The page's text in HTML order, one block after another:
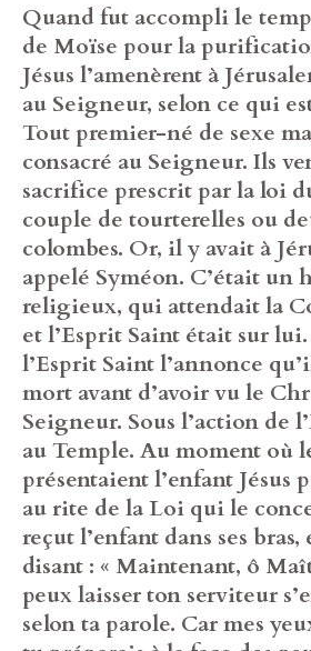
Quand fut accompli le
de Moïse pour la
Jésus l’amenèrent à
au Seigneur, selon ce qui
Tout premier-né de sexe
consacré au Seigneur. Ils
sacrifice prescrit par la loi
couple de tourterelles ou
colombes. Or, il y avait à
appelé Syméon. C’était un
religieux, qui attendait la
et l’Esprit Saint était sur
l’Esprit Saint l’annonce
mort avant d’avoir vu le
Seigneur. Sous l’action de
au Temple. Au moment où
présentaient l’enfant Jésus
au rite de la Loi qui le
reçut l’enfant dans ses
disant : « Maintenant, ô
peux laisser ton serviteur
selon ta parole. Car mes